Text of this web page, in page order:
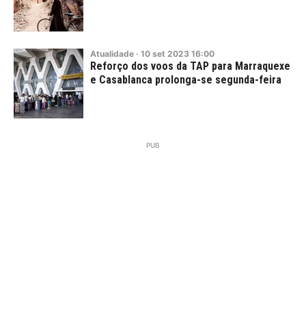
Atualidade · 10 set 2023 16:00
Reforço dos voos da TAP para Marraquexe
e Casablanca prolonga-se segunda-feira